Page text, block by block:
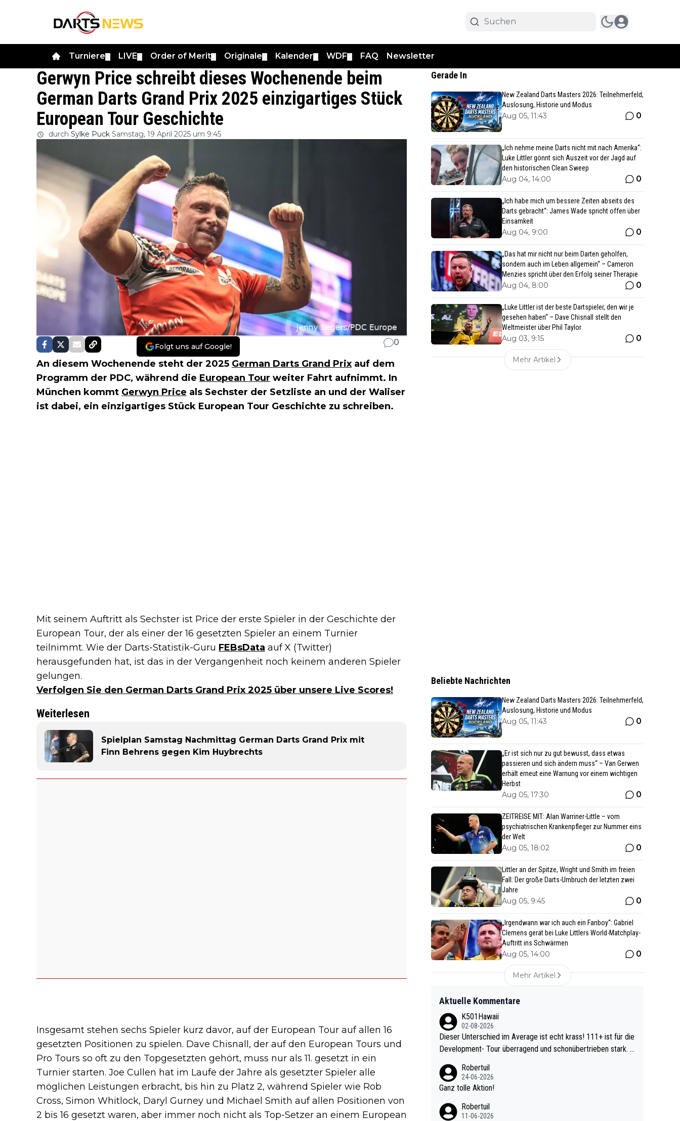
Turniere LIVE Order of Merit Originale Kalender WDF FAQ Newsletter
Gerwyn Price schreibt dieses Wochenende beim
German Darts Grand Prix 2025 einzigartiges Stück
European Tour Geschichte
durch Sylke Puck Samstag, 19 April 2025 um 9:45
Folgt uns auf Google! 0
An diesem Wochenende steht der 2025 German Darts Grand Prix auf dem
Programm der PDC, während die European Tour weiter Fahrt aufnimmt. In
München kommt Gerwyn Price als Sechster der Setzliste an und der Waliser
ist dabei, ein einzigartiges Stück European Tour Geschichte zu schreiben.
Mit seinem Auftritt als Sechster ist Price der erste Spieler in der Geschichte der
European Tour, der als einer der 16 gesetzten Spieler an einem Turnier
teilnimmt. Wie der Darts-Statistik-Guru FEBsData auf X (Twitter)
herausgefunden hat, ist das in der Vergangenheit noch keinem anderen Spieler
gelungen.
Verfolgen Sie den German Darts Grand Prix 2025 über unsere Live Scores!
Weiterlesen
Spielplan Samstag Nachmittag German Darts Grand Prix mit
Finn Behrens gegen Kim Huybrechts
Insgesamt stehen sechs Spieler kurz davor, auf der European Tour auf allen 16
gesetzten Positionen zu spielen. Dave Chisnall, der auf den European Tours und
Pro Tours so oft zu den Topgesetzten gehört, muss nur als 11. gesetzt in ein
Turnier starten. Joe Cullen hat im Laufe der Jahre als gesetzter Spieler alle
möglichen Leistungen erbracht, bis hin zu Platz 2, während Spieler wie Rob
Cross, Simon Whitlock, Daryl Gurney und Michael Smith auf allen Positionen von
2 bis 16 gesetzt waren, aber immer noch nicht als Top-Setzer an einem European
Gerade In
New Zealand Darts Masters 2026: Teilnehmerfeld,
Auslosung, Historie und Modus
Aug 05, 11:43 0
„Ich nehme meine Darts nicht mit nach Amerika“:
Luke Littler gönnt sich Auszeit vor der Jagd auf
den historischen Clean Sweep
Aug 04, 14:00 0
„Ich habe mich um bessere Zeiten abseits des
Darts gebracht“: James Wade spricht offen über
Einsamkeit
Aug 04, 9:00 0
„Das hat mir nicht nur beim Darten geholfen,
sondern auch im Leben allgemein“ – Cameron
Menzies spricht über den Erfolg seiner Therapie
Aug 04, 8:00 0
„Luke Littler ist der beste Dartspieler, den wir je
gesehen haben“ – Dave Chisnall stellt den
Weltmeister über Phil Taylor
Aug 03, 9:15 0
Mehr Artikel
Beliebte Nachrichten
New Zealand Darts Masters 2026: Teilnehmerfeld,
Auslosung, Historie und Modus
Aug 05, 11:43 0
„Er ist sich nur zu gut bewusst, dass etwas
passieren und sich ändern muss“ – Van Gerwen
erhält erneut eine Warnung vor einem wichtigen
Herbst
Aug 05, 17:30 0
ZEITREISE MIT: Alan Warriner-Little – vom
psychiatrischen Krankenpfleger zur Nummer eins
der Welt
Aug 05, 18:02 0
Littler an der Spitze, Wright und Smith im freien
Fall: Der große Darts-Umbruch der letzten zwei
Jahre
Aug 05, 9:45 0
„Irgendwann war ich auch ein Fanboy“: Gabriel
Clemens gerät bei Luke Littlers World-Matchplay-
Auftritt ins Schwärmen
Aug 05, 14:00 0
Mehr Artikel
Aktuelle Kommentare
K501Hawaii
02-08-2026
Dieser Unterschied im Average ist echt krass! 111+ ist für die
Development- Tour überragend und schonübertrieben stark. U
e mal 40+ erst recht. Da gewinnst keinen Blumentopf - ist ja n
och krasser wie ein Pokalspiel eines Kreisligisten vs einem Bu
Robertuil
24-06-2026
Ganz tolle Aktion!
Robertuil
11-06-2026